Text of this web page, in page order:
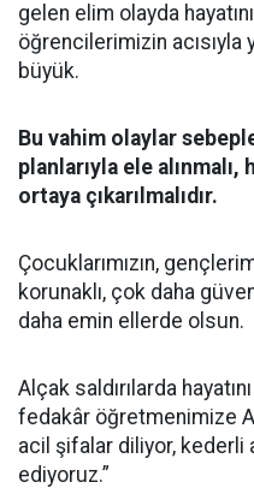
gelen elim olayda
öğrencilerimizin acısıyla
büyük.
Bu vahim olaylar
planlarıyla ele alınmalı,
ortaya çıkarılmalıdır.
Çocuklarımızın,
korunaklı, çok daha
daha emin ellerde olsun.
Alçak saldırılarda
fedakâr öğretmenimize
acil şifalar diliyor, kederli
ediyoruz.”